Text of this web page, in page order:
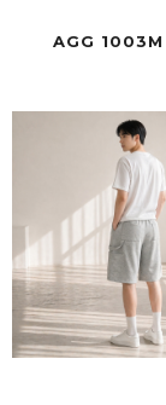
AGG 1003M